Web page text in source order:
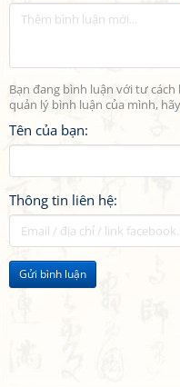
Bạn đang bình luận với tư
quản lý bình luận của mình, hãy
Tên của bạn:
Thông tin liên hệ:
Gửi bình luận